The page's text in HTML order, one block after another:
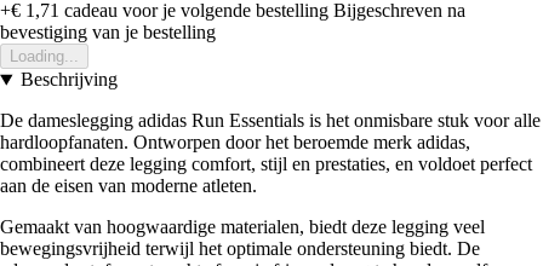
+€ 1,71 cadeau voor je volgende bestelling Bijgeschreven na
bevestiging van je bestelling
Loading...
Beschrijving
De dameslegging adidas Run Essentials is het onmisbare stuk voor alle
hardloopfanaten. Ontworpen door het beroemde merk adidas,
combineert deze legging comfort, stijl en prestaties, en voldoet perfect
aan de eisen van moderne atleten.
Gemaakt van hoogwaardige materialen, biedt deze legging veel
bewegingsvrijheid terwijl het optimale ondersteuning biedt. De